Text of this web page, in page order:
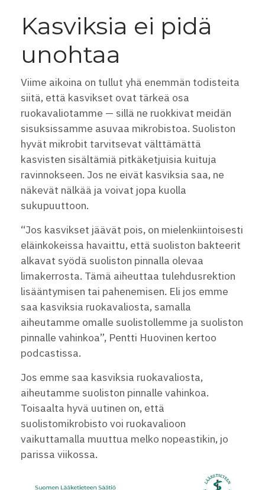
Kasviksia ei pidä
unohtaa
Viime aikoina on tullut yhä enemmän todisteita
siitä, että kasvikset ovat tärkeä osa
ruokavaliotamme — sillä ne ruokkivat meidän
sisuksissamme asuvaa mikrobistoa. Suoliston
hyvät mikrobit tarvitsevat välttämättä
kasvisten sisältämiä pitkäketjuisia kuituja
ravinnokseen. Jos ne eivät kasviksia saa, ne
näkevät nälkää ja voivat jopa kuolla
sukupuuttoon.
“Jos kasvikset jäävät pois, on mielenkiintoisesti
eläinkokeissa havaittu, että suoliston bakteerit
alkavat syödä suoliston pinnalla olevaa
limakerrosta. Tämä aiheuttaa tulehdusrektion
lisääntymisen tai pahenemisen. Eli jos emme
saa kasviksia ruokavaliosta, samalla
aiheutamme omalle suolistollemme ja suoliston
pinnalle vahinkoa”, Pentti Huovinen kertoo
podcastissa.
Jos emme saa kasviksia ruokavaliosta,
aiheutamme suoliston pinnalle vahinkoa.
Toisaalta hyvä uutinen on, että
suolistomikrobisto voi ruokavalioon
vaikuttamalla muuttua melko nopeastikin, jo
parissa viikossa.